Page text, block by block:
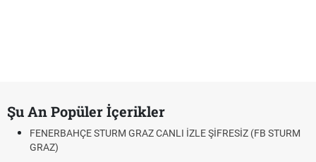
Şu An Popüler İçerikler
FENERBAHÇE STURM GRAZ CANLI İZLE ŞİFRESİZ (FB STURM
GRAZ)